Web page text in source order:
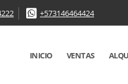
+573146464424
INICIO VENTAS